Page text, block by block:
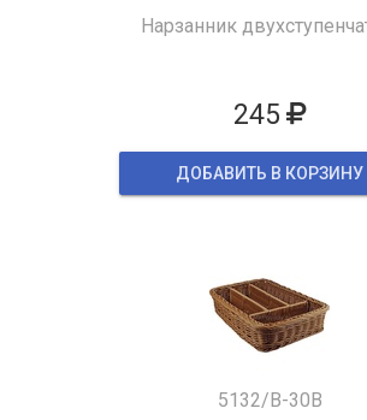
Нарзанник
245
ДОБАВИТЬ В КОРЗИНУ
5132/B-30B